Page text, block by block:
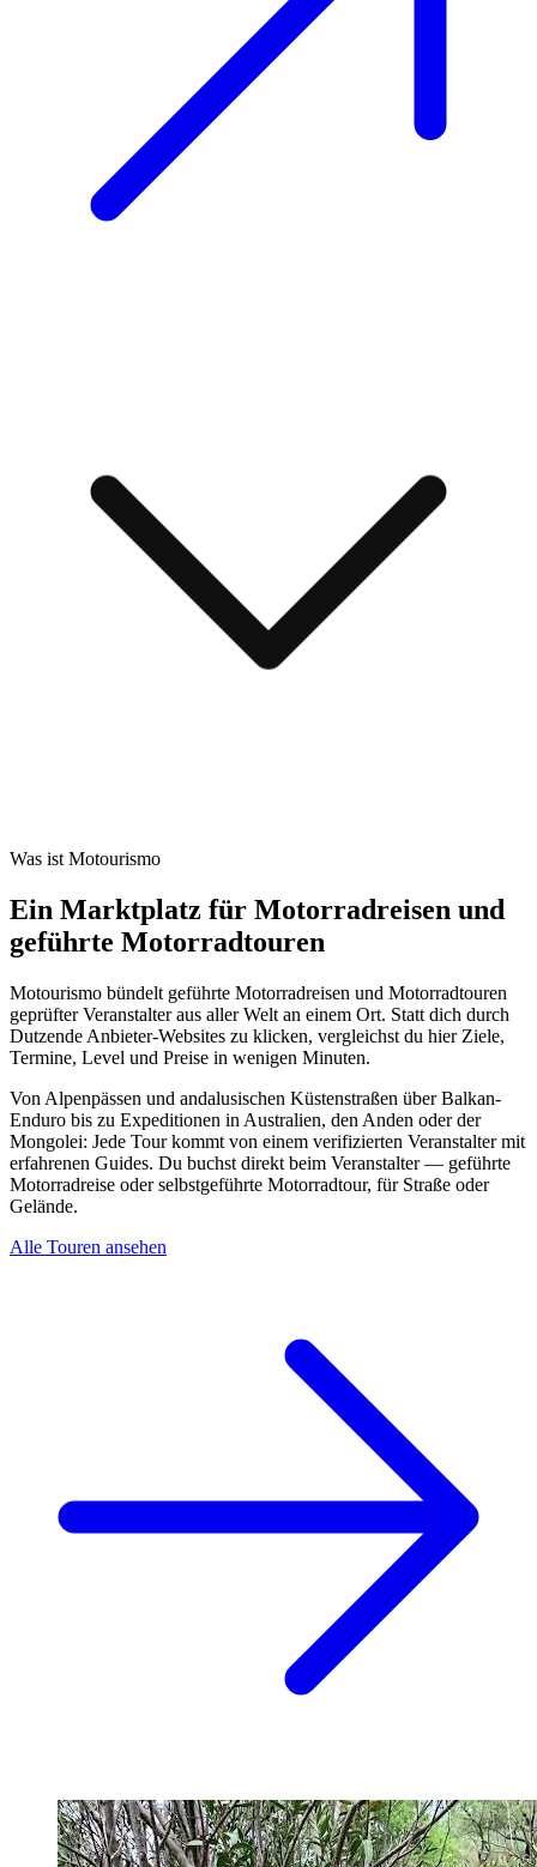
Was ist Motourismo
Ein Marktplatz für Motorradreisen und
geführte Motorradtouren
Motourismo bündelt geführte Motorradreisen und Motorradtouren
geprüfter Veranstalter aus aller Welt an einem Ort. Statt dich durch
Dutzende Anbieter-Websites zu klicken, vergleichst du hier Ziele,
Termine, Level und Preise in wenigen Minuten.
Von Alpenpässen und andalusischen Küstenstraßen über Balkan-
Enduro bis zu Expeditionen in Australien, den Anden oder der
Mongolei: Jede Tour kommt von einem verifizierten Veranstalter mit
erfahrenen Guides. Du buchst direkt beim Veranstalter — geführte
Motorradreise oder selbstgeführte Motorradtour, für Straße oder
Gelände.
Alle Touren ansehen